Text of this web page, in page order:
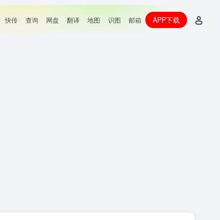
快传 查询 网盘 翻译 地图 识图 邮箱 APP下载